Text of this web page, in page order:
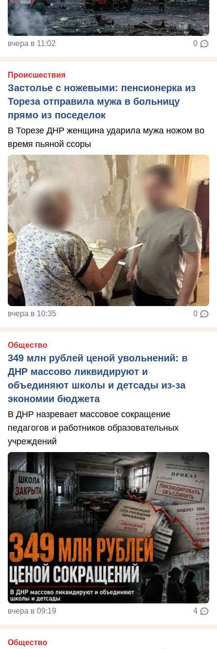
вчера в 11:02 0
Происшествия
Застолье с ножевыми: пенсионерка из
Тореза отправила мужа в больницу
прямо из поседелок
В Торезе ДНР женщина ударила мужа ножом во
время пьяной ссоры
вчера в 10:35 0
Общество
349 млн рублей ценой увольнений: в
ДНР массово ликвидируют и
объединяют школы и детсады из-за
экономии бюджета
В ДНР назревает массовое сокращение
педагогов и работников образовательных
учреждений
вчера в 09:19 4
Общество